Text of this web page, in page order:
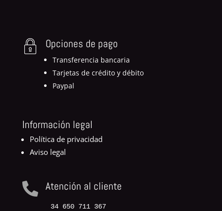
Opciones de pago
Transferencia bancaria
Tarjetas de crédito y débito
Paypal
Información legal
Política de privacidad
Aviso legal
 Atención al cliente
34 650 711 367